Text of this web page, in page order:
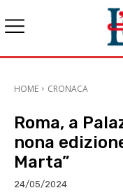
HOME CRONACA
Roma, a
nona
Marta”
24/05/2024